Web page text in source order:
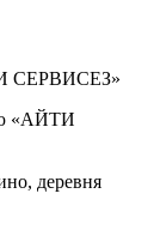
СЕРВИСЕЗ»
«АЙТИ
деревня